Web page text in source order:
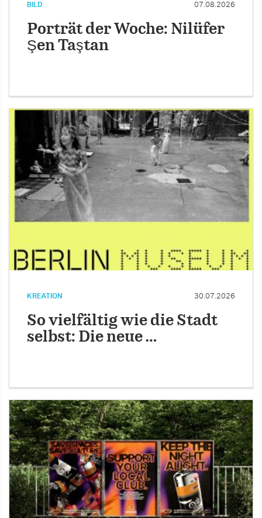
BILD 07.08.2026
Porträt der Woche: Nilüfer
Şen Taştan
KREATION 30.07.2026
So vielfältig wie die Stadt
selbst: Die neue …